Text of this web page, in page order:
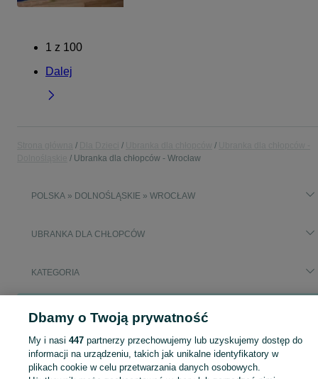
1 z 100
Dalej
Ubranka dla chłopców - Wrocław
POLSKA » DOLNOŚLĄSKIE » WROCŁAW
UBRANKA DLA CHŁOPCÓW
KATEGORIA
ikea meble wroclaw
Odkryj modne ubranka dla chłopców na OLX - Wrocław i okolice. Znajdź odzież chłopięcą w różnych rozmiarach. Sprawdź kategorię Dla Dzieci!
Dbamy o Twoją prywatność
My i nasi 447partnerzy przechowujemy lub uzyskujemy dostęp do
informacji na urządzeniu, takich jak unikalne identyfikatory w
plikach cookie w celu przetwarzania danych osobowych.